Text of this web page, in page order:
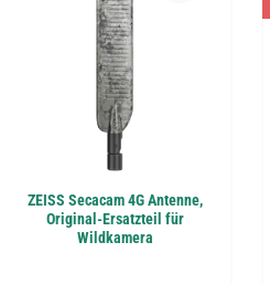
ZEISS Secacam 4G Antenne,
Original-Ersatzteil für
Wildkamera